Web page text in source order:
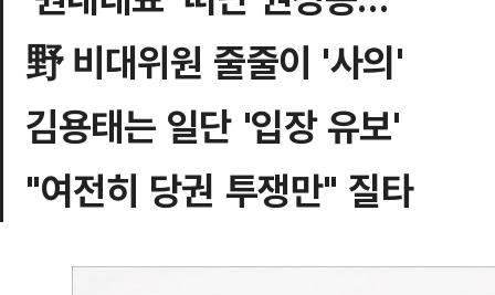
野 비대위원 줄줄이 '사의'
김용태는 일단 '입장 유보'
"여전히 당권 투쟁만" 질타